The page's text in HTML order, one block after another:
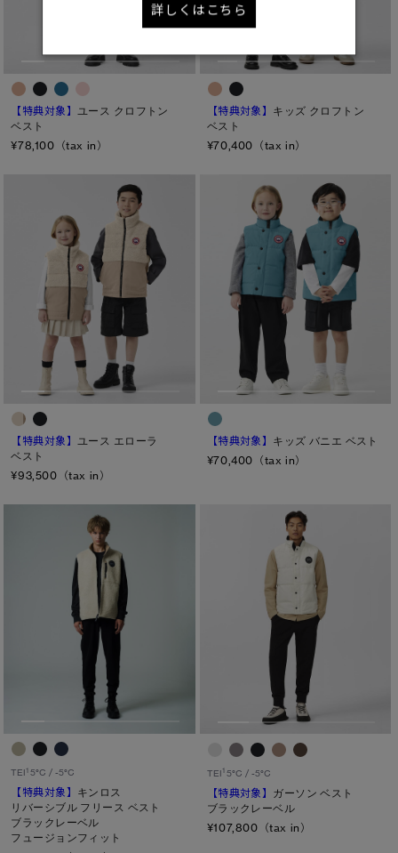
【特典対象】ユース クロフトン
ベスト
¥78,100（tax in）
【特典対象】 キッズ クロフトン
ベスト
¥70,400（tax in）
【特典対象】ユース エローラ
ベスト
¥93,500（tax in）
【特典対象】 キッズ バニエ ベスト
¥70,400（tax in）
TEI1 5°C / -5°C
【特典対象】 キンロス
リバーシブル フリース ベスト
ブラックレーベル
フュージョンフィット
TEI15°C / -5°C
【特典対象】 ガーソン ベスト
ブラックレーベル
¥107,800（tax in）
詳しくはこちら